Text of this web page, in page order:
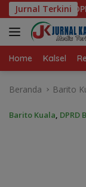
Langsung
ke
konten
Jurnal Terkini
Pembenahan
Home Kalsel
Beranda Barito
Barito Kuala, DPRD